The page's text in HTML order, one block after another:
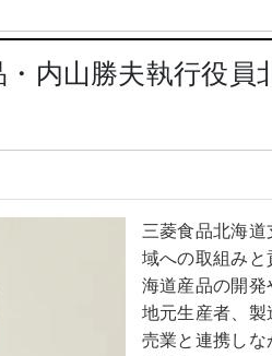
・内山勝夫執行役
三菱食品北海
域への取組み
海道産品の開
地元生産者、
売業と連携しな